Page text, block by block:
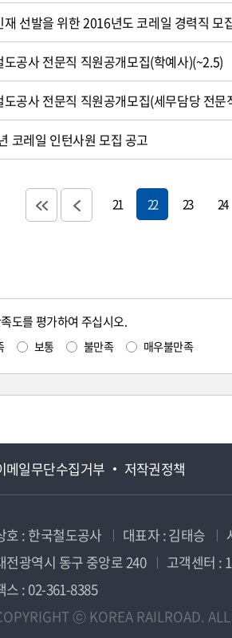
재 선발을 위한 2016년도 코레일 경력직 모
도공사 전문직 직원공개모집(학예사)(~2.5)
도공사 전문직 직원공개모집(세무담당 전문
코레일 인턴사원 모집 공고
21 22 23 24
도를 평가하여 주십시오.
보통 불만족 매우불만족
메일무단수집거부 저작권정책
호 : 한국철도공사 대표자 : 김태승
전광역시 동구 중앙로 240
고객센터 :
스 : 02-361-8385
ⓒ KOREA RAILROAD.